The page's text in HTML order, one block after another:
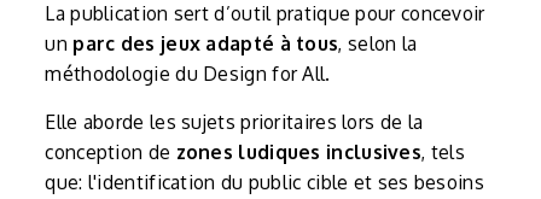
La publication sert d’outil pratique pour concevoir
un parc des jeux adapté à tous, selon la
méthodologie du Design for All.
Elle aborde les sujets prioritaires lors de la
conception de zones ludiques inclusives, tels
que: l'identification du public cible et ses besoins